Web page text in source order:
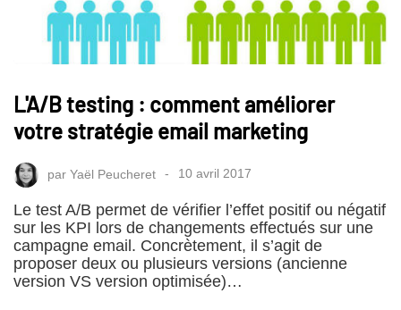
L'A/B testing : comment améliorer
votre stratégie email marketing
par Yaël Peucheret 10 avril 2017
Le test A/B permet de vérifier l’effet positif ou négatif
sur les KPI lors de changements effectués sur une
campagne email. Concrètement, il s’agit de
proposer deux ou plusieurs versions (ancienne
version VS version optimisée)…